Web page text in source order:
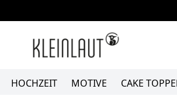
HOCHZEIT MOTIVE CAKE